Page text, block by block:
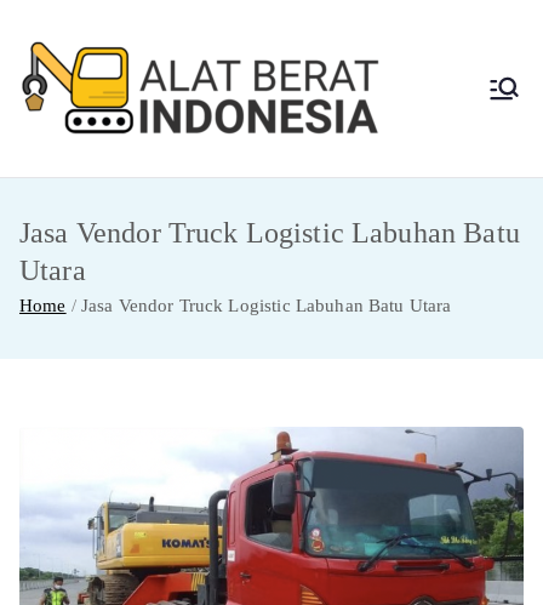
content
Berat
Indon
esia
Jasa Sewa Alat
Jasa Vendor Truck Logistic Labuhan Batu
Utara
Home Jasa Vendor Truck Logistic Labuhan Batu Utara